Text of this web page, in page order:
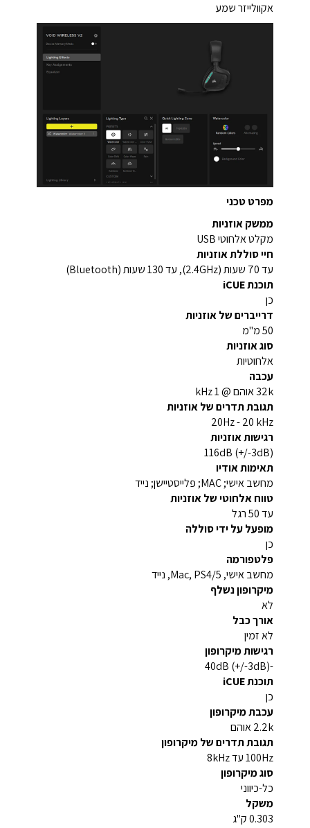
אקוולייזר שמע
מפרט טכני
ממשק אוזניות
מקלט אלחוטי USB
חיי סוללת אוזניות
עד 70 שעות (2.4GHz), עד 130 שעות (Bluetooth)
תוכנת iCUE
כן
דרייברים של אוזניות
50 מ"מ
סוג אוזניות
אלחוטיות
עכבה
32k אוהם @ 1 kHz
תגובת תדרים של אוזניות
20Hz - 20 kHz
רגישות אוזניות
116dB (+/-3dB)
תאימות אודיו
מחשב אישי; MAC; פלייסטיישן; נייד
טווח אלחוטי של אוזניות
עד 50 רגל
מופעל על ידי סוללה
כן
פלטפורמה
מחשב אישי, Mac, PS4/5, נייד
מיקרופון נשלף
לא
אורך כבל
לא זמין
רגישות מיקרופון
-40dB (+/-3dB)
תוכנת iCUE
כן
עכבת מיקרופון
2.2k אוהם
תגובת תדרים של מיקרופון
100Hz עד 8kHz
סוג מיקרופון
כל-כיווני
משקל
0.303 ק"ג